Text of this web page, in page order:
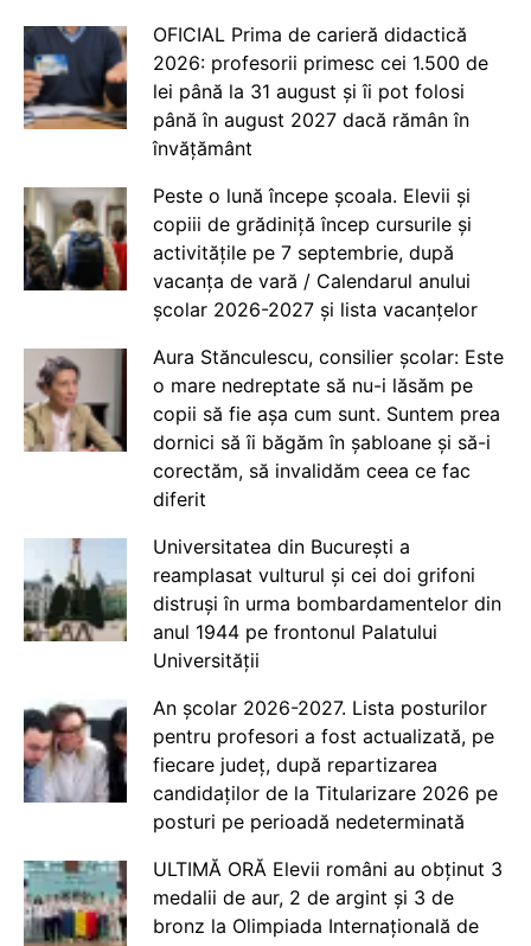
OFICIAL Prima de carieră didactică
2026: profesorii primesc cei 1.500 de
lei până la 31 august și îi pot folosi
până în august 2027 dacă rămân în
învățământ
Peste o lună începe școala. Elevii și
copiii de grădiniță încep cursurile și
activitățile pe 7 septembrie, după
vacanța de vară / Calendarul anului
școlar 2026-2027 și lista vacanțelor
Aura Stănculescu, consilier școlar: Este
o mare nedreptate să nu-i lăsăm pe
copii să fie așa cum sunt. Suntem prea
dornici să îi băgăm în șabloane și să-i
corectăm, să invalidăm ceea ce fac
diferit
Universitatea din București a
reamplasat vulturul și cei doi grifoni
distruși în urma bombardamentelor din
anul 1944 pe frontonul Palatului
Universității
An școlar 2026-2027. Lista posturilor
pentru profesori a fost actualizată, pe
fiecare județ, după repartizarea
candidaților de la Titularizare 2026 pe
posturi pe perioadă nedeterminată
ULTIMĂ ORĂ Elevii români au obținut 3
medalii de aur, 2 de argint și 3 de
bronz la Olimpiada Internațională de